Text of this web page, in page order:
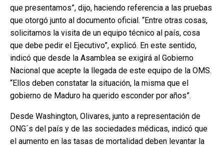
que presentamos”, dijo, haciendo referencia a las pruebas
que otorgó junto al documento oficial. “Entre otras cosas,
solicitamos la visita de un equipo técnico al país, cosa
que debe pedir el Ejecutivo”, explicó. En este sentido,
indicó que desde la Asamblea se exigirá al Gobierno
Nacional que acepte la llegada de este equipo de la OMS.
“Ellos deben constatar la situación, la misma que el
gobierno de Maduro ha querido esconder por años”.
Desde Washington, Olivares, junto a representación de
ONG´s del país y de las sociedades médicas, indicó que
el aumento en las tasas de mortalidad deben levantar la